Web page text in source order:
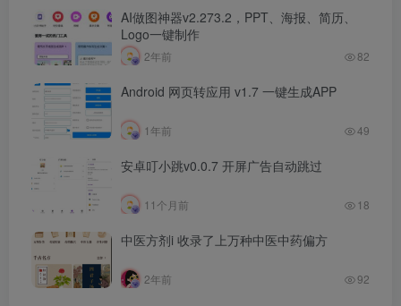
AI做图神器v2.273.2，PPT、海报、简历、
Logo一键制作
2年前 82
Android 网页转应用 v1.7 一键生成APP
1年前 49
安卓叮小跳v0.0.7 开屏广告自动跳过
11个月前 18
中医方剂i 收录了上万种中医中药偏方
2年前 92